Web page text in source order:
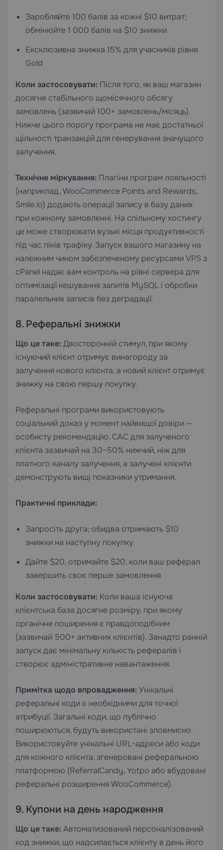
Заробляйте 100 балів за кожні $10 витрат;
обмінюйте 1 000 балів на $10 знижки
Ексклюзивна знижка 15% для учасників рівня
Gold
Коли застосовувати: Після того, як ваш магазин
досягне стабільного щомісячного обсягу
замовлень (зазвичай 100+ замовлень/місяць).
Нижче цього порогу програма не має достатньої
щільності транзакцій для генерування значущого
залучення.
Технічне міркування: Плагіни програм лояльності
(наприклад, WooCommerce Points and Rewards,
Smile.io) додають операції запису в базу даних
при кожному замовленні. На спільному хостингу
це може створювати вузькі місця продуктивності
під час піків трафіку. Запуск вашого магазину на
належним чином забезпеченому ресурсамиVPS з
cPanel надає вам контроль на рівні сервера для
оптимізації кешування запитів MySQL і обробки
паралельних записів без деградації.
8. Реферальні знижки
Що це таке:Двосторонній стимул, при якому
існуючий клієнт отримує винагороду за
залучення нового клієнта, а новий клієнт отримує
знижку на свою першу покупку.
Реферальні програми використовують
соціальний доказ у момент найвищої довіри —
особисту рекомендацію. CAC для залученого
клієнта зазвичай на 30–50% нижчий, ніж для
платного каналу залучення, а залучені клієнти
демонструють вищі показники утримання.
Практичні приклади:
Запросіть друга; обидва отримають $10
знижки на наступну покупку
Дайте $20, отримайте $20, коли ваш реферал
завершить своє перше замовлення
Коли застосовувати: Коли ваша існуюча
клієнтська база досягне розміру, при якому
органічне поширення є правдоподібним
(зазвичай 500+ активних клієнтів). Занадто ранній
запуск дає мінімальну кількість рефералів і
створює адміністративне навантаження.
Примітка щодо впровадження:Унікальні
реферальні коди є необхідними для точної
атрибуції. Загальні коди, що публічно
поширюються, будуть використані зловмисно.
Використовуйте унікальні URL-адреси або коди
для кожного клієнта, згенеровані реферальною
платформою (ReferralCandy, Yotpo або вбудовані
реферальні розширення WooCommerce).
9. Купони на день народження
Що це таке:Автоматизований персоналізований
код знижки, що надсилається клієнту в день його